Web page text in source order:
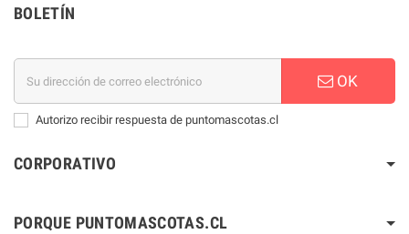
BOLETÍN
OK
Autorizo recibir respuesta de puntomascotas.cl
CORPORATIVO
PORQUE PUNTOMASCOTAS.CL